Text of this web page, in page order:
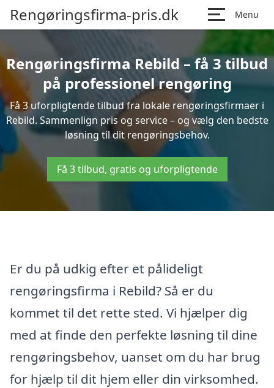
Rengøringsfirma-pris.dk Menu
Rengøringsfirma Rebild – få 3 tilbud
på professionel rengøring
Få 3 uforpligtende tilbud fra lokale rengøringsfirmaer i
Rebild. Sammenlign pris og service – og vælg den bedste
løsning til dit rengøringsbehov.
Få 3 tilbud, gratis og uforpligtende
Er du på udkig efter et pålideligt
rengøringsfirma i Rebild? Så er du
kommet til det rette sted. Vi hjælper dig
med at finde den perfekte løsning til dine
rengøringsbehov, uanset om du har brug
for hjælp til dit hjem eller din virksomhed.